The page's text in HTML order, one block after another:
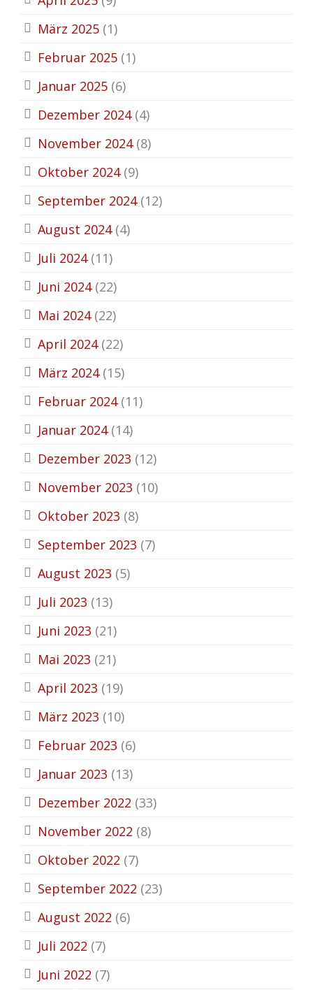
März 2025 (1)
Februar 2025 (1)
Januar 2025 (6)
Dezember 2024(4)
November 2024(8)
Oktober 2024(9)
September 2024(12)
August 2024(4)
Juli 2024(11)
Juni 2024(22)
Mai 2024(22)
April 2024(22)
März 2024(15)
Februar 2024(11)
Januar 2024(14)
Dezember 2023 (12)
November 2023 (10)
Oktober 2023 (8)
September 2023 (7)
August 2023 (5)
Juli 2023 (13)
Juni 2023 (21)
Mai 2023 (21)
April 2023 (19)
März 2023 (10)
Februar 2023 (6)
Januar 2023 (13)
Dezember 2022 (33)
November 2022 (8)
Oktober 2022 (7)
September 2022 (23)
August 2022 (6)
Juli 2022 (7)
Juni 2022 (7)